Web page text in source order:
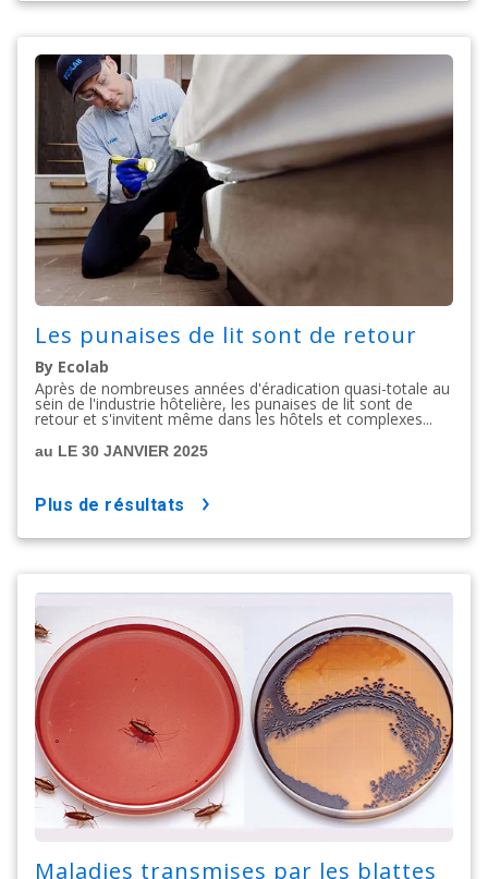
Les punaises de lit sont de retour
By Ecolab
Après de nombreuses années d'éradication quasi-totale au
sein de l'industrie hôtelière, les punaises de lit sont de
retour et s'invitent même dans les hôtels et complexes...
au LE 30 JANVIER 2025
plus de résultats
Maladies transmises par les blattes